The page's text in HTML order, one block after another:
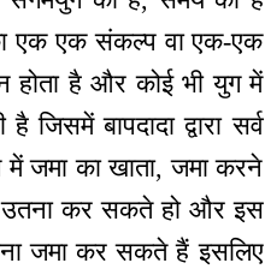
एक एक संकल्प वा एक-एक
होता है और कोई भी युग में
बापदादा द्वारा सर्व
जमा का खाता, जमा करने
उतना कर सकते हो और इस
जमा कर सकते हैं इसलिए